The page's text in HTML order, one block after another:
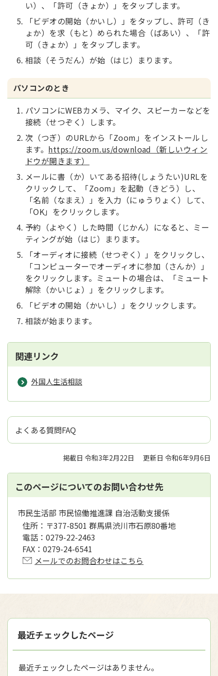
い）、「許可（きょか）」をタップします。
「ビデオの開始（かいし）」をタップし、許可（き
ょか）を求（もと）められた場合（ばあい）、「許
可（きょか）」をタップします。
相談（そうだん）が始（はじ）まります。
パソコンのとき
パソコンにWEBカメラ、マイク、スピーカーなどを
接続（せつぞく）します。
次（つぎ）のURLから「Zoom」をインストールし
ます。 https://zoom.us/download（新しいウィン
ドウが開きます）
メールに書（か）いてある招待(しょうたい)URLを
クリックして、「Zoom」を起動（きどう）し、
「名前（なまえ）」を入力（にゅうりょく）して、
「OK」をクリックします。
予約（よやく）した時間（じかん）になると、ミー
ティングが始（はじ）まります。
「オーディオに接続（せつぞく）」をクリックし、
「コンピューターでオーディオに参加（さんか）」
をクリックします。ミュートの場合は、「ミュート
解除（かいじょ）」をクリックします。
「ビデオの開始（かいし）」をクリックします。
相談が始まります。
関連リンク
外国人生活相談
よくある質問FAQ
掲載日 令和3年2月22日 更新日 令和6年9月6日
このページについてのお問い合わせ先
市民生活部 市民協働推進課 自治活動支援係
住所： 〒377-8501 群馬県渋川市石原80番地
電話： 0279-22-2463
FAX： 0279-24-6541
メールでのお問合わせはこちら
最近チェックしたページ
最近チェックしたページはありません。